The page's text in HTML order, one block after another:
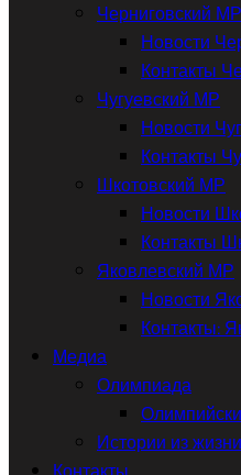
Черниговский МР
Новости
Контакты
Чугуевский МР
Новости
Контакты
Шкотовский МР
Новости
Контакты
Яковлевский МР
Новости
Контакты:
Медиа
Олимпиада
Истории из жизни